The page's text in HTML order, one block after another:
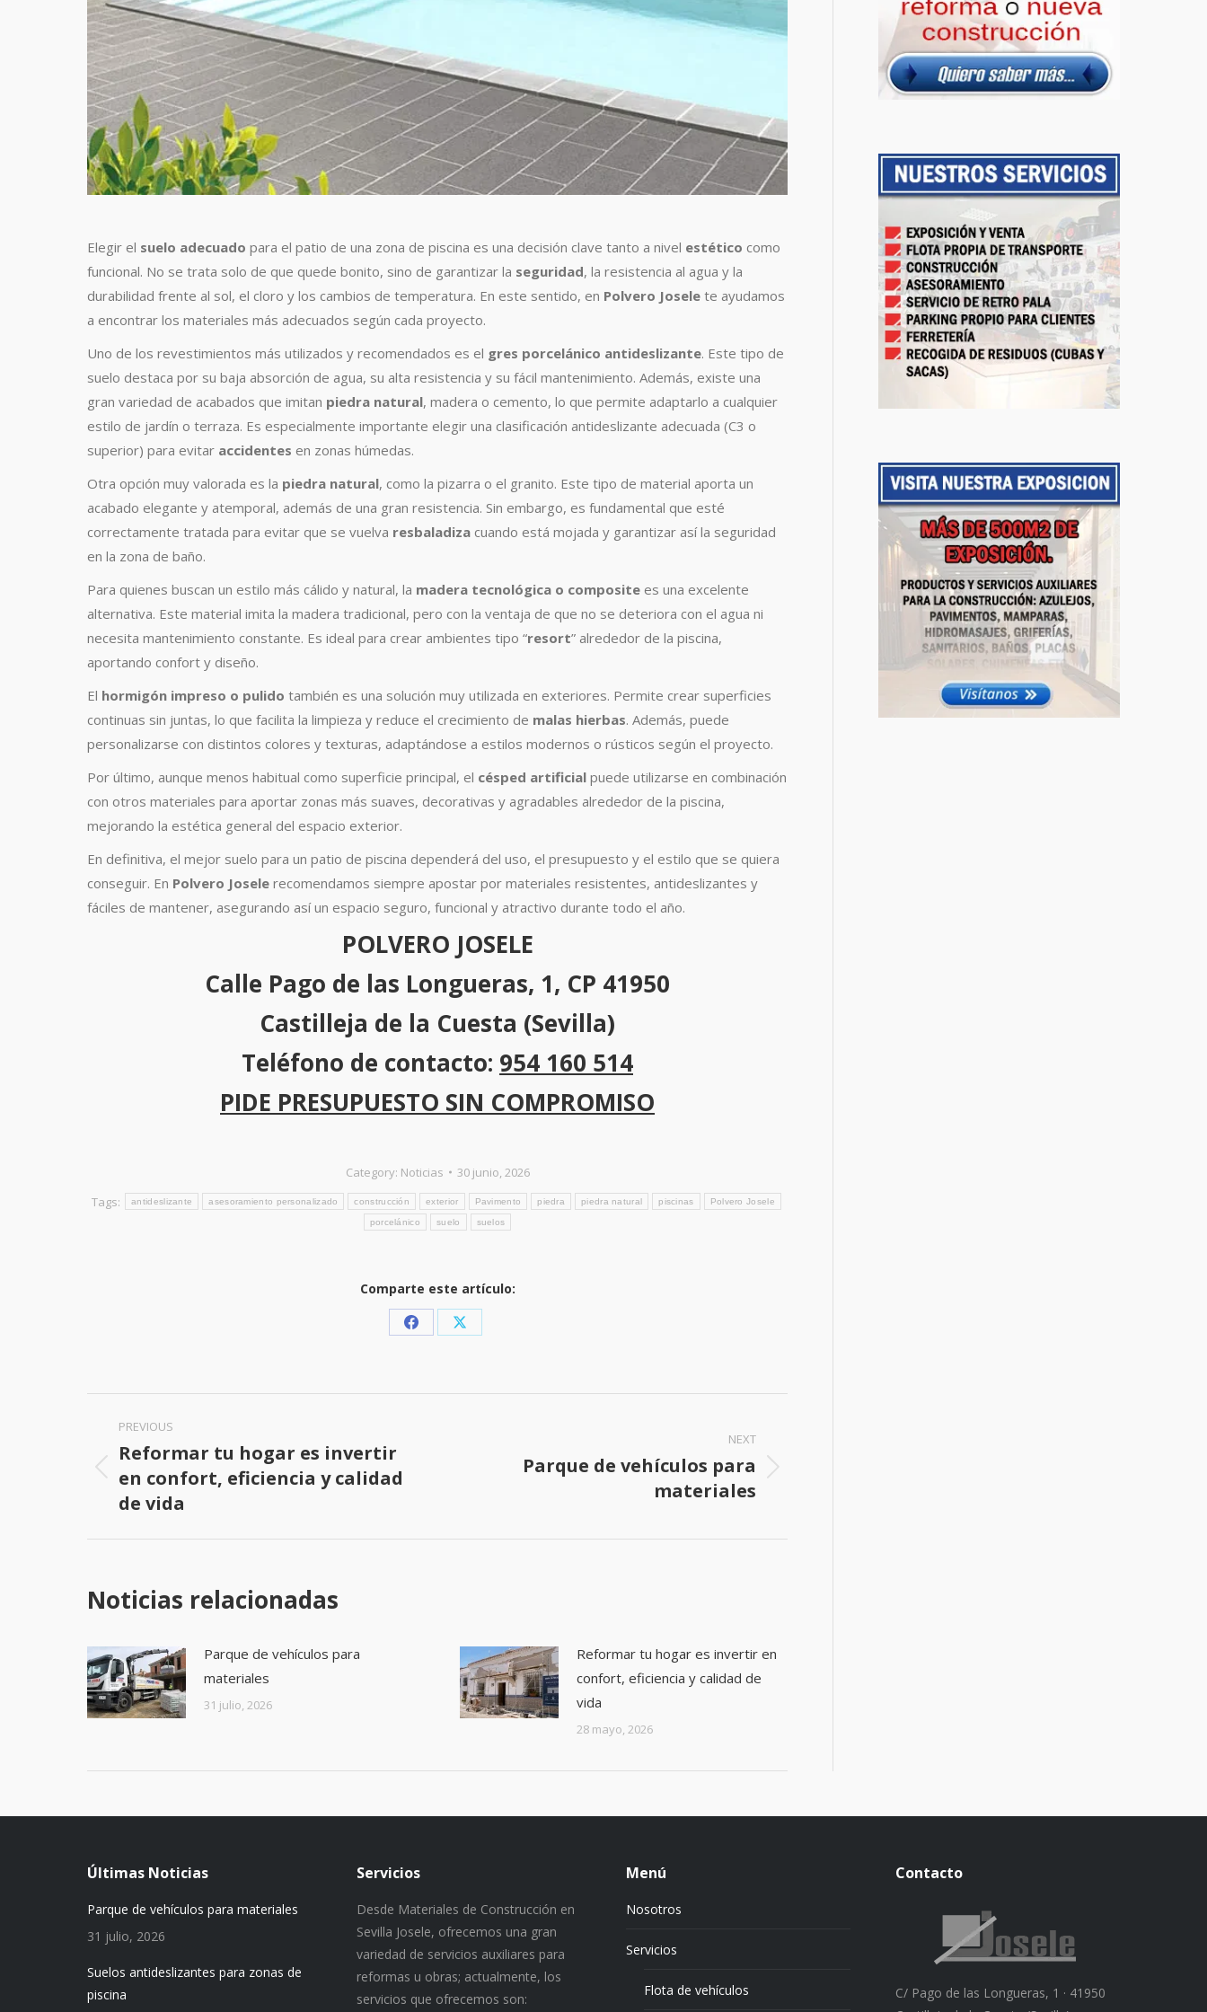
Elegir el suelo adecuado para el patio de una zona de piscina es una decisión clave tanto a nivel estético como
funcional. No se trata solo de que quede bonito, sino de garantizar la seguridad, la resistencia al agua y la
durabilidad frente al sol, el cloro y los cambios de temperatura. En este sentido, en Polvero Josele te ayudamos
a encontrar los materiales más adecuados según cada proyecto.
Uno de los revestimientos más utilizados y recomendados es el gres porcelánico antideslizante. Este tipo de
suelo destaca por su baja absorción de agua, su alta resistencia y su fácil mantenimiento. Además, existe una
gran variedad de acabados que imitan piedra natural, madera o cemento, lo que permite adaptarlo a cualquier
estilo de jardín o terraza. Es especialmente importante elegir una clasificación antideslizante adecuada (C3 o
superior) para evitar accidentes en zonas húmedas.
Otra opción muy valorada es la piedra natural, como la pizarra o el granito. Este tipo de material aporta un
acabado elegante y atemporal, además de una gran resistencia. Sin embargo, es fundamental que esté
correctamente tratada para evitar que se vuelva resbaladiza cuando está mojada y garantizar así la seguridad
en la zona de baño.
Para quienes buscan un estilo más cálido y natural, la madera tecnológica o composite es una excelente
alternativa. Este material imita la madera tradicional, pero con la ventaja de que no se deteriora con el agua ni
necesita mantenimiento constante. Es ideal para crear ambientes tipo “resort” alrededor de la piscina,
aportando confort y diseño.
El hormigón impreso o pulido también es una solución muy utilizada en exteriores. Permite crear superficies
continuas sin juntas, lo que facilita la limpieza y reduce el crecimiento de malas hierbas. Además, puede
personalizarse con distintos colores y texturas, adaptándose a estilos modernos o rústicos según el proyecto.
Por último, aunque menos habitual como superficie principal, el césped artificial puede utilizarse en combinación
con otros materiales para aportar zonas más suaves, decorativas y agradables alrededor de la piscina,
mejorando la estética general del espacio exterior.
En definitiva, el mejor suelo para un patio de piscina dependerá del uso, el presupuesto y el estilo que se quiera
conseguir. En Polvero Josele recomendamos siempre apostar por materiales resistentes, antideslizantes y
fáciles de mantener, asegurando así un espacio seguro, funcional y atractivo durante todo el año.
POLVERO JOSELE
Calle Pago de las Longueras, 1, CP 41950
Castilleja de la Cuesta (Sevilla)
Teléfono de contacto: 954 160 514
PIDE PRESUPUESTO SIN COMPROMISO
Category: Noticias
30 junio, 2026
Tags:
antideslizante asesoramiento personalizado construcción exterior Pavimento piedra piedra natural piscinas Polvero Josele
porcelánico suelo suelos
Comparte este artículo:
Share
Facebook
Share
X
Post
navigation
PREVIOUS
Previous
post:
Reformar tu hogar es invertir
en confort, eficiencia y calidad
de vida
NEXT
Parque de vehículos para
materiales
Noticias relacionadas
Parque de vehículos para
materiales
31 julio, 2026
Reformar tu hogar es invertir en
confort, eficiencia y calidad de
vida
28 mayo, 2026
Últimas Noticias
Parque de vehículos para materiales
31 julio, 2026
Suelos antideslizantes para zonas de
piscina
Servicios
Desde Materiales de Construcción en
Sevilla Josele, ofrecemos una gran
variedad de servicios auxiliares para
reformas u obras; actualmente, los
servicios que ofrecemos son:
Menú
Nosotros
Servicios
Flota de vehículos
Contacto
C/ Pago de las Longueras, 1 · 41950